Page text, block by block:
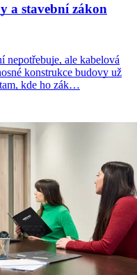
a stavební zákon
nepotřebuje, ale kabelová
konstrukce budovy už
kde ho zák…